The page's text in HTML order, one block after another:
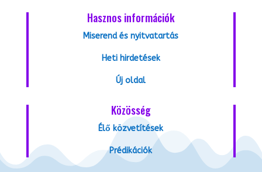
Hasznos információk
Miserend és nyitvatartás
Heti hirdetések
Új oldal
Közösség
Élő közvetítések
Prédikációk